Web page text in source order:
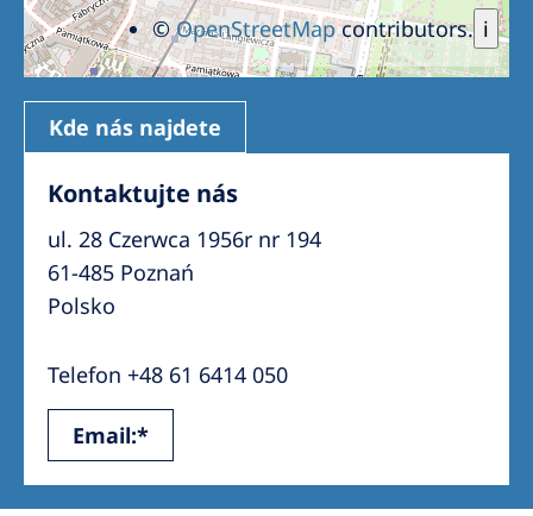
i
©OpenStreetMapcontributors.
Kde nás najdete
Kontaktujte nás
ul. 28 Czerwca 1956r nr 194
61-485 Poznań
Polsko
Telefon +48 61 6414 050
Email:*